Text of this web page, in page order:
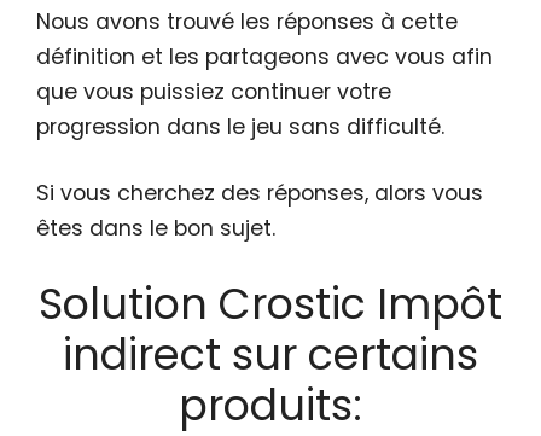
Nous avons trouvé les réponses à cette
définition et les partageons avec vous afin
que vous puissiez continuer votre
progression dans le jeu sans difficulté.
Si vous cherchez des réponses, alors vous
êtes dans le bon sujet.
Solution Crostic Impôt
indirect sur certains
produits: